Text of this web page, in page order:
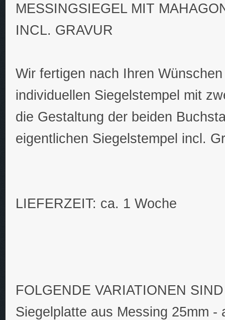
MESSINGSIEGEL MIT
INCL. GRAVUR
Wir fertigen nach Ihren
individuellen Siegelstempel mit
die Gestaltung der beiden
eigentlichen Siegelstempel incl.
LIEFERZEIT: ca. 1 Woche
FOLGENDE VARIATIONEN
Siegelplatte aus Messing 25mm -